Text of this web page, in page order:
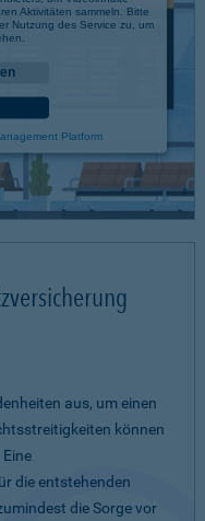
Aktivitäten sammeln. Bitte
Nutzung des Service zu, um
Platform
aus, um einen
können
die entstehenden
die Sorge vor